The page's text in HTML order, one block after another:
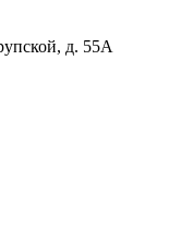
д. 55А